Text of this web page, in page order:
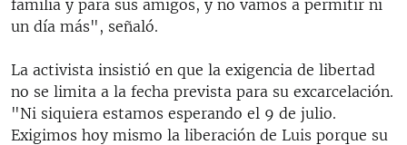
familia y para sus amigos, y no vamos a permitir ni
un día más", señaló.
La activista insistió en que la exigencia de libertad
no se limita a la fecha prevista para su excarcelación.
"Ni siquiera estamos esperando el 9 de julio.
Exigimos hoy mismo la liberación de Luis porque su